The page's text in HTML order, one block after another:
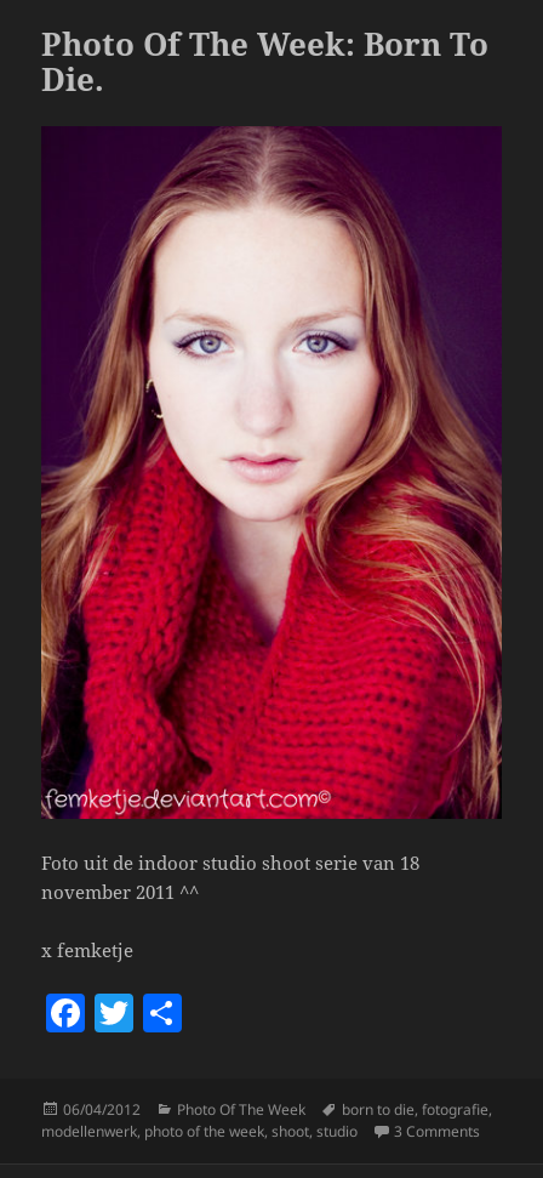
o
o
k
Photo Of The Week: Born To
Die.
Foto uit de indoor studio shoot serie van 18
november 2011 ^^
x femketje
F
a
e
T
w
erre
Posted
on
06/04/2012 Categories
Photo Of The Week Tags
born to die,fotografie,
modellenwerk, photo of the week,shoot,studio 3 Comments